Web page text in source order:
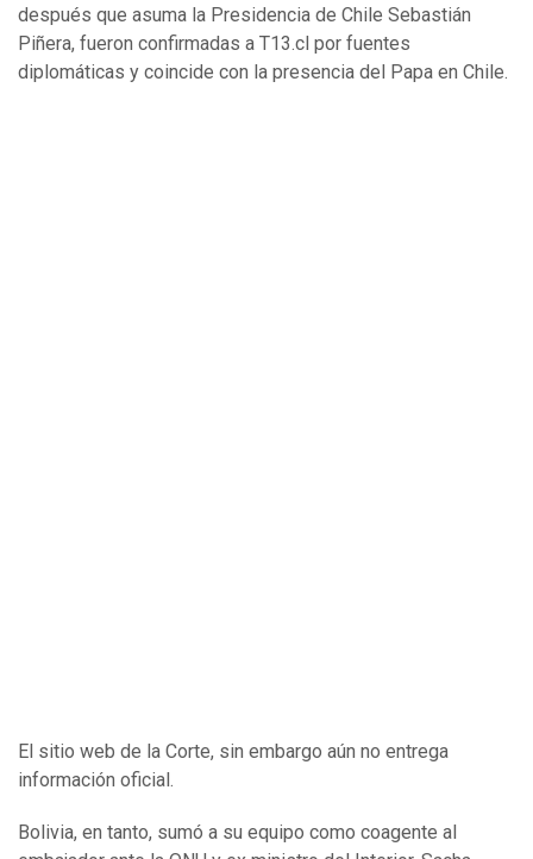
después que asuma la Presidencia de Chile Sebastián
Piñera, fueron confirmadas a T13.cl por fuentes
diplomáticas y coincide con la presencia del Papa en Chile.
El sitio web de la Corte, sin embargo aún no entrega
información oficial.
Bolivia, en tanto, sumó a su equipo como coagente al